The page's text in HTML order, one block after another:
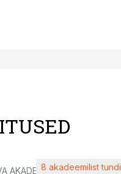
AKADEEMIA8 akadeemilist tundi